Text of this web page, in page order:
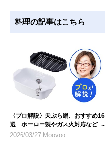
料理の記事はこちら
〈プロ解説〉天ぷら鍋、おすすめ16
選 ホーロー製やガス火対応など仕
様に注目
2026/03/27 Moovoo